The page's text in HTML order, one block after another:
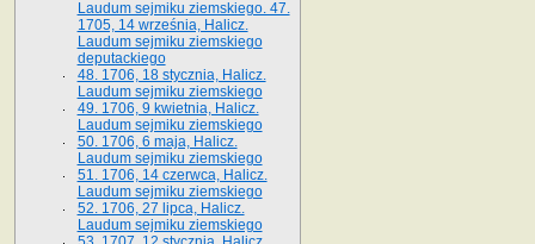
Laudum sejmiku ziemskiego. 47.
1705, 14 września, Halicz.
Laudum sejmiku ziemskiego
deputackiego
48. 1706, 18 stycznia, Halicz.
Laudum sejmiku ziemskiego
49. 1706, 9 kwietnia, Halicz.
Laudum sejmiku ziemskiego
50. 1706, 6 maja, Halicz.
Laudum sejmiku ziemskiego
51. 1706, 14 czerwca, Halicz.
Laudum sejmiku ziemskiego
52. 1706, 27 lipca, Halicz.
Laudum sejmiku ziemskiego